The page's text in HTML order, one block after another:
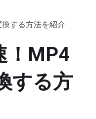
する方法を紹介
！MP4
する方